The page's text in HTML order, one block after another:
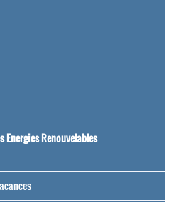
Energies Renouvelables